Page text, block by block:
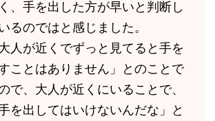
、手を出した方が早いと判断し
るのではと感じました。
大人が近くでずっと見てると手を
ことはありません」とのことで
で、大人が近くにいることで、
手を出してはいけないんだな」と